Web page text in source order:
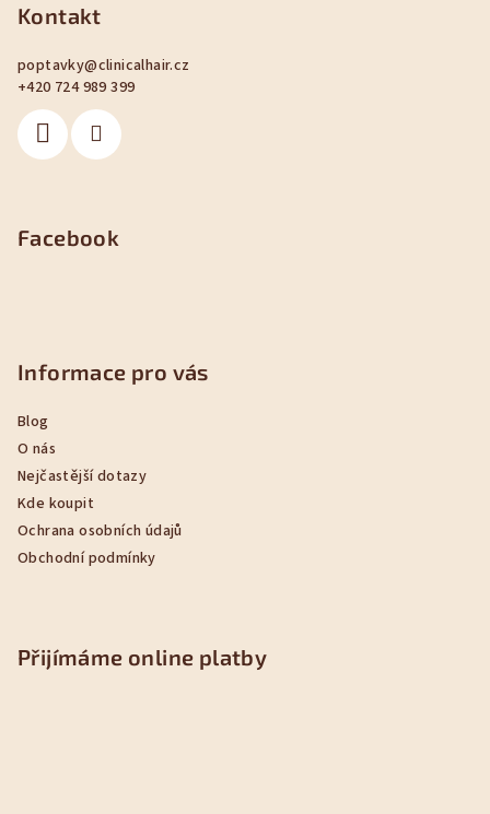
Kontakt
poptavky@clinicalhair.cz
+420 724 989 399
Facebook
Informace pro vás
Blog
O nás
Nejčastější dotazy
Kde koupit
Ochrana osobních údajů
Obchodní podmínky
Přijímáme online platby